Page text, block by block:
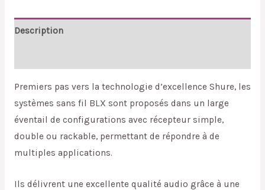
Description
Premiers pas vers la technologie d’excellence Shure, les
systèmes sans fil BLX sont proposés dans un large
éventail de configurations avec récepteur simple,
double ou rackable, permettant de répondre à de
multiples applications.
Ils délivrent une excellente qualité audio grâce à une